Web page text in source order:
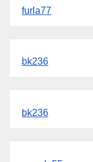
furla77
bk236
bk236